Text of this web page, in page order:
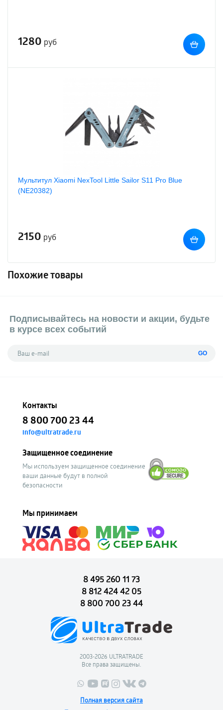
1280 руб
Мультитул Xiaomi NexTool Little Sailor S11 Pro Blue
(NE20382)
2150 руб
Похожие товары
Подписывайтесь на новости и акции, будьте
в курсе всех событий
GO
Контакты
8 800 700 23 44
info@ultratrade.ru
Защищенное соединение
Мы используем защищенное соединение
ваши данные будут в полной
безопасности
Мы принимаем
8 495 260 11 73
8 812 424 42 05
8 800 700 23 44
2003-2026 ULTRATRADE
Все права защищены.
Полная версия сайта